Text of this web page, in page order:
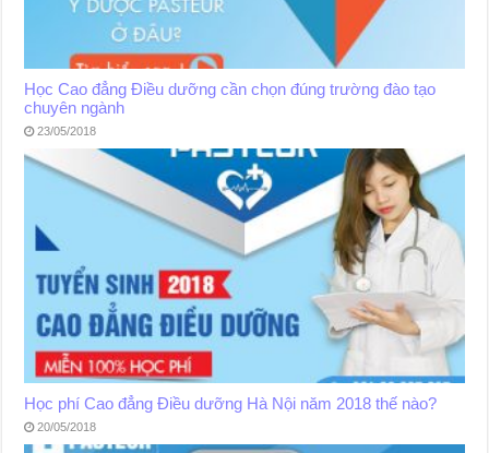
Học Cao đẳng Điều dưỡng cần chọn đúng trường đào tạo
chuyên ngành
23/05/2018
Học phí Cao đẳng Điều dưỡng Hà Nội năm 2018 thế nào?
20/05/2018